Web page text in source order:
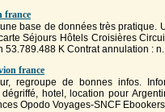
france
base de données très pratique.
Séjours Hôtels Croisières
53.789.488 K Contrat annulation :
france
regroupe de bonnes infos.
dégriffé, hotel, location pour
Opodo Voyages-SNCF